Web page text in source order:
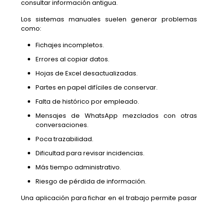
consultar información antigua.
Los sistemas manuales suelen generar problemas
como:
Fichajes incompletos.
Errores al copiar datos.
Hojas de Excel desactualizadas.
Partes en papel difíciles de conservar.
Falta de histórico por empleado.
Mensajes de WhatsApp mezclados con otras
conversaciones.
Poca trazabilidad.
Dificultad para revisar incidencias.
Más tiempo administrativo.
Riesgo de pérdida de información.
Una aplicación para fichar en el trabajo permite pasar